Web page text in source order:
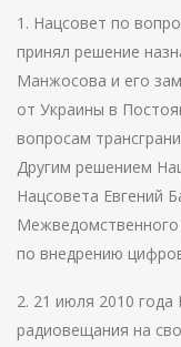
1. Нацсовет по
принял решение
Манжосова и его
от Украины в
вопросам
Другим решением
Нацсовета Евгений
по внедрению
2. 21 июля 2010
радиовещания на